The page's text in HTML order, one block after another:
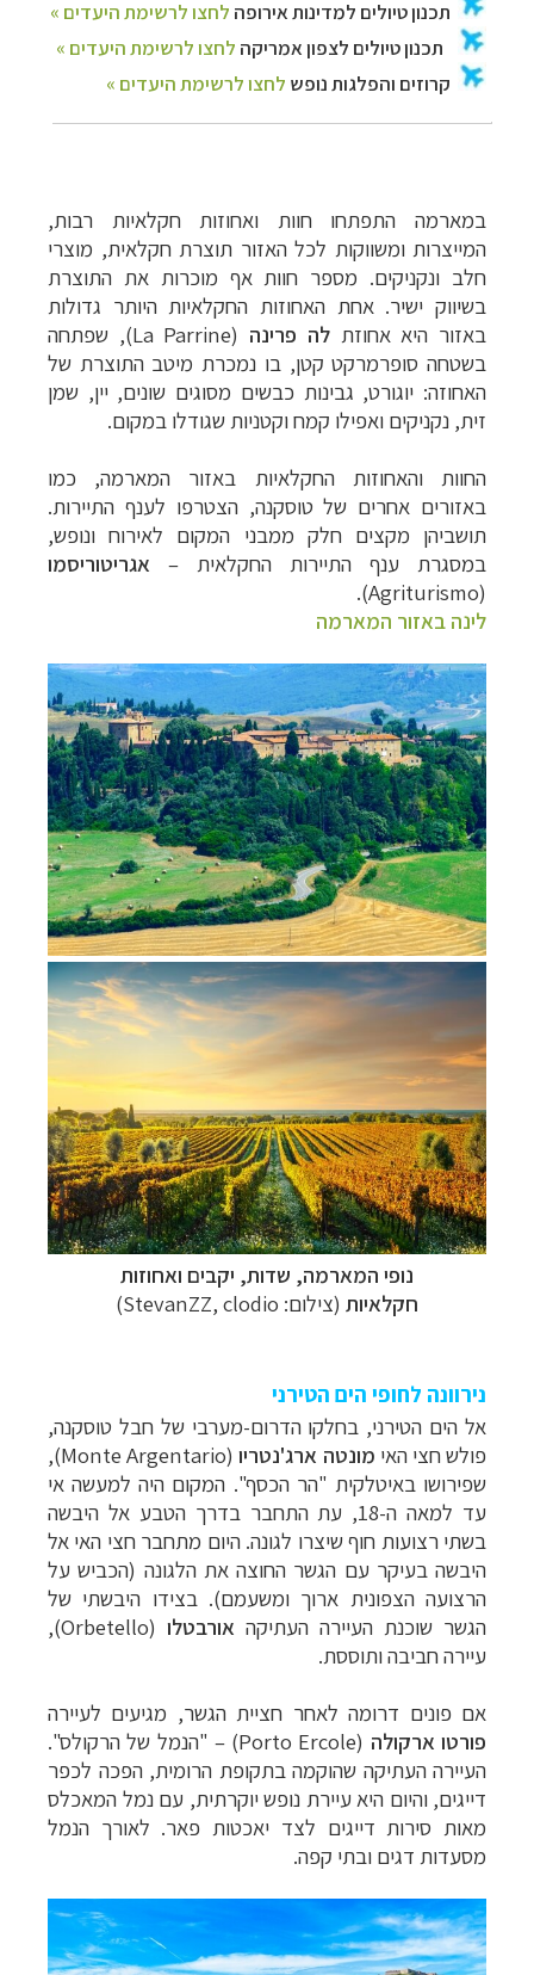
במארמה התפתחו חוות ואחוזות חקלאיות רבות,
המייצרות ומשווקות לכל האזור תוצרת חקלאית, מוצרי
חלב ונקניקים. מספר חוות אף מוכרות את התוצרת
בשיווק ישיר. אחת האחוזות החקלאיות היותר גדולות
באזור היא אחוזתלה פרינה (
La Parrine), שפתחה
בשטחה סופרמרקט קטן, בו נמכרת מיטב התוצרת של
האחוזה: יוגורט, גבינות כבשים מסוגים שונים, יין, שמן
זית, נקניקים ואפילו קמח וקטניות שגודלו במקום.
החוות והאחוזות החקלאיות באזור המארמה, כמו
באזורים אחרים של טוסקנה, הצטרפו לענף התיירות.
תושביהן מקצים חלק ממבני המקום לאירוח ונופש,
במסגרת ענף התיירות החקלאית – אגריטוריסמו
(
Agriturismo
).
לינה באזור המארמה
נופי המארמה, שדות, יקבים ואחוזות
חקלאיות (צילום: StevanZZ, clodio)
נירוונה לחופי הים הטירני
אל הים הטירני, בחלקו הדרום-מערבי של חבל טוסקנה,
פולש חצי האי מונטה ארג'נטריו(
Monte Argentario
),
שפירושו באיטלקית "הר הכסף". המקום היה למעשה אי
עד למאה ה-18, עת התחבר בדרך הטבע אל היבשה
בשתי רצועות חוף שיצרו לגונה. היום מתחבר חצי האי אל
היבשה בעיקר עם הגשר החוצה את הלגונה (הכביש על
הרצועה הצפונית ארוך ומשעמם). בצידו היבשתי של
הגשר שוכנת העיירה העתיקה אורבטלו (
Orbetello
),
עיירה חביבה ותוססת.
אם פונים דרומה לאחר חציית הגשר, מגיעים לעיירה
פורטו ארקולה (
Porto Ercole
)
– "הנמל של הרקולס".
העיירה העתיקה שהוקמה בתקופת הרומית, הפכה לכפר
דייגים, והיום היא עיירת נופש יוקרתית, עם נמל המאכלס
מאות סירות דייגים לצד יאכטות פאר. לאורך הנמל
מסעדות דגים ובתי קפה.